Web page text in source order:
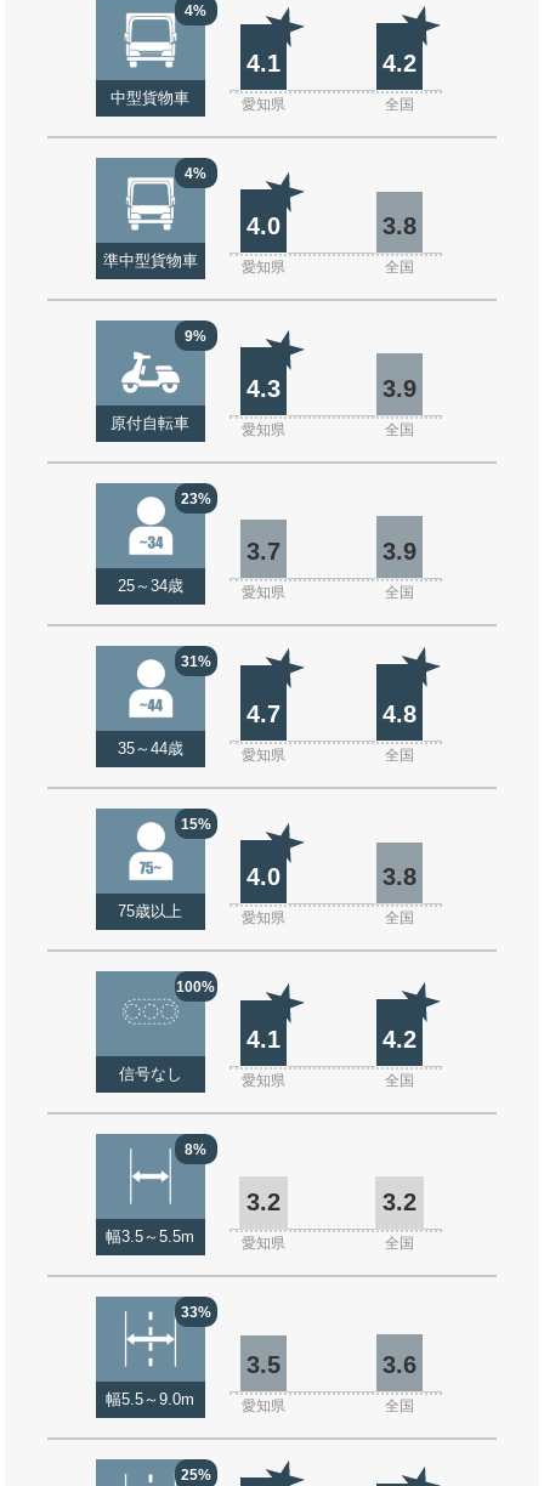
4%
中型貨物車
4.1 4.2
愛知県 全国
4%
準中型貨物車
4.0 3.8
愛知県 全国
9%
原付自転車
4.3 3.9
愛知県 全国
23%
25～34歳
3.7 3.9
愛知県 全国
31%
35～44歳
4.7 4.8
愛知県 全国
15%
75歳以上
4.0 3.8
愛知県 全国
100%
信号なし
4.1 4.2
愛知県 全国
8%
幅3.5～5.5m
3.2 3.2
愛知県 全国
33%
幅5.5～9.0m
3.5 3.6
愛知県 全国
25%